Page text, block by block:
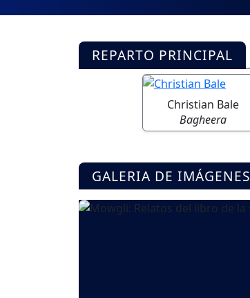
REPARTO PRINCIPAL
Christian Bale
Bagheera
GALERIA DE IMÁGENES